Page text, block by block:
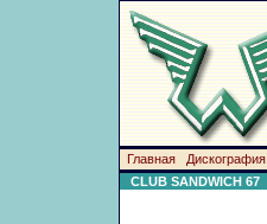
Главная Дискография
CLUB SANDWICH 67